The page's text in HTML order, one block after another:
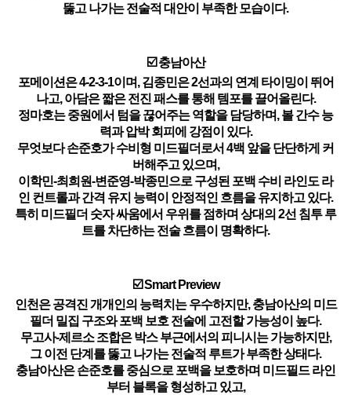
뚫고 나가는 전술적 대안이 부족한 모습이다.
☑️ 충남아산
포메이션은 4-2-3-1이며, 김종민은 2선과의 연계 타이밍이 뛰어
나고, 아담은 짧은 전진 패스를 통해 템포를 끌어올린다.
정마호는 중원에서 텀을 끊어주는 역할을 담당하며, 볼 간수 능
력과 압박 회피에 강점이 있다.
무엇보다 손준호가 수비형 미드필더로서 4백 앞을 단단하게 커
버해주고 있으며,
이학민-최희원-변준영-박종민으로 구성된 포백 수비 라인도 라
인 컨트롤과 간격 유지 능력이 안정적인 흐름을 유지하고 있다.
특히 미드필더 숫자 싸움에서 우위를 점하며 상대의 2선 침투 루
트를 차단하는 전술 흐름이 명확하다.
☑️ Smart Preview
인천은 공격진 개개인의 능력치는 우수하지만, 충남아산의 미드
필더 밀집 구조와 포백 보호 전술에 고전할 가능성이 높다.
무고사-제르소 조합은 박스 부근에서의 피니시는 가능하지만,
그 이전 단계를 뚫고 나가는 전술적 루트가 부족한 상태다.
충남아산은 손준호를 중심으로 포백을 보호하며 미드필드 라인
부터 블록을 형성하고 있고,